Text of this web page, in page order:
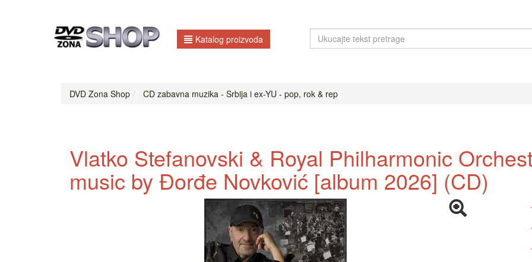
Katalog proizvoda
DVD Zona Shop CD zabavna muzika - Srbija i ex-YU - pop, rok & rep
Vlatko Stefanovski & Royal Philharmonic
music by Đorđe Novković [album 2026] (CD)